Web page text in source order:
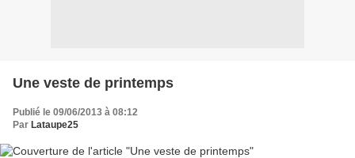
Une veste de printemps
Publié le 09/06/2013 à 08:12
Par Lataupe25